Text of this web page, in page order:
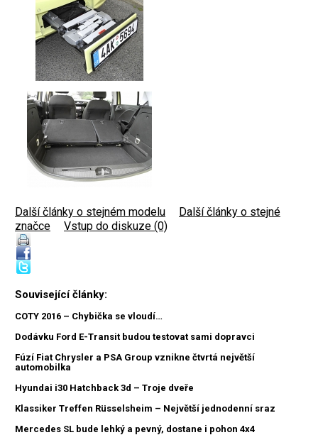
Další články o stejném modelu
Další články o stejné
značce
Vstup do diskuze (0)
Související články:
COTY 2016 – Chybička se vloudí…
Dodávku Ford E-Transit budou testovat sami dopravci
Fúzí Fiat Chrysler a PSA Group vznikne čtvrtá největší
automobilka
Hyundai i30 Hatchback 3d – Troje dveře
Klassiker Treffen Rüsselsheim – Největší jednodenní sraz
Mercedes SL bude lehký a pevný, dostane i pohon 4x4